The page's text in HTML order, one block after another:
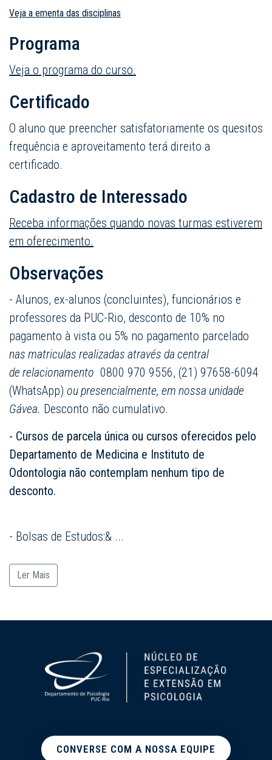
Veja a ementa das disciplinas
Programa
Veja o programa do curso.
Certificado
O aluno que preencher satisfatoriamente os quesitos
frequência e aproveitamento terá direito a
certificado.
Cadastro de Interessado
Receba informações quando novas turmas estiverem
em oferecimento.
Observações
- Alunos, ex-alunos (concluintes), funcionários e
professores da PUC-Rio, desconto de 10% no
pagamento à vista ou 5% no pagamento parcelado
nas matriculas realizadas através da central
de relacionamento 0800 970 9556, (21) 97658-6094
(WhatsApp) ou presencialmente, em nossa unidade
Gávea. Desconto não cumulativo.
- Cursos de parcela única ou cursos oferecidos pelo
Departamento de Medicina e Instituto de
Odontologia não contemplam nenhum tipo de
desconto.
- Bolsas de Estudos:& ...
Ler Mais
CONVERSE COM A NOSSA EQUIPE